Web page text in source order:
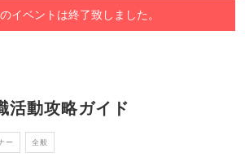
イベントは終了致しました。
活動攻略ガイド
ー 全般